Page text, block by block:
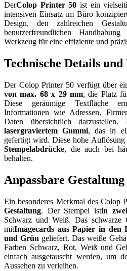
DerColop Printer 50 ist ein
intensiven Einsatz im Büro
Design, den zahlreichen
benutzerfreundlichen
Werkzeug für eine effiziente und
Technische Details
Der Colop Printer 50 verfügt über
von max. 68 x 29 mm, die Platz
Diese geräumige Textfläche
Informationen wie Adressen,
Daten übersichtlich darzustellen.
lasergraviertem Gummi, das in
gefertigt wird. Diese hohe
Stempelabdrücke, die auch bei
behalten.
Anpassbare Gestaltung
Ein besonderes Merkmal des Colop
Gestaltung. Der Stempel istin
Schwarz und Weiß. Das schwarze
mitImagecards aus Papier in den
und Grün geliefert. Das weiße
Farben Schwarz, Rot, Weiß und
einfach ausgetauscht werden, um
Aussehen zu verleihen.